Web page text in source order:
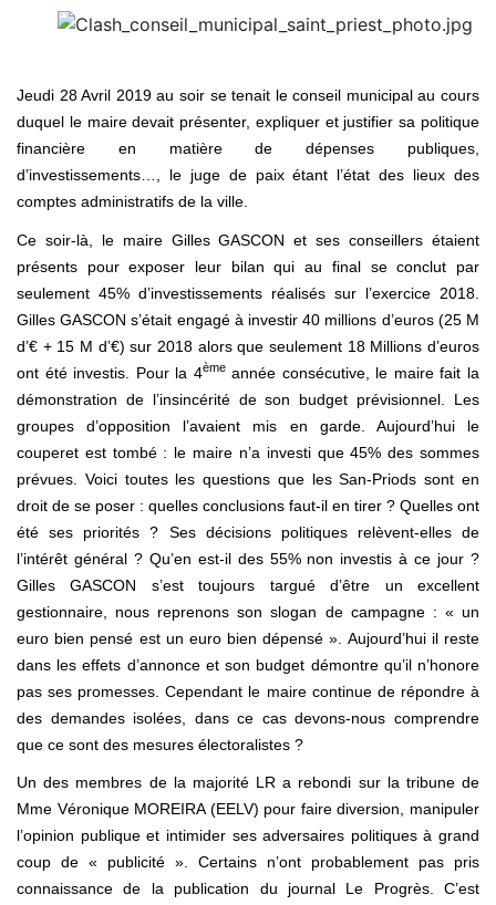
Jeudi 28 Avril 2019 au soir se tenait le conseil municipal au cours
duquel le maire devait présenter, expliquer et justifier sa politique
financière en matière de dépenses publiques,
d’investissements…, le juge de paix étant l’état des lieux des
comptes administratifs de la ville.
Ce soir-là, le maire Gilles GASCON et ses conseillers étaient
présents pour exposer leur bilan qui au final se conclut par
seulement 45% d’investissements réalisés sur l’exercice 2018.
Gilles GASCON s’était engagé à investir 40 millions d’euros (25 M
d’€ + 15 M d’€) sur 2018 alors que seulement 18 Millions d’euros
ont été investis. Pour la 4èmeannée consécutive, le maire fait la
démonstration de l’insincérité de son budget prévisionnel. Les
groupes d’opposition l’avaient mis en garde. Aujourd’hui le
couperet est tombé : le maire n’a investi que 45% des sommes
prévues. Voici toutes les questions que les San-Priods sont en
droit de se poser : quelles conclusions faut-il en tirer ? Quelles ont
été ses priorités ? Ses décisions politiques relèvent-elles de
l’intérêt général ? Qu’en est-il des 55% non investis à ce jour ?
Gilles GASCON s’est toujours targué d’être un excellent
gestionnaire, nous reprenons son slogan de campagne : « un
euro bien pensé est un euro bien dépensé ». Aujourd’hui il reste
dans les effets d’annonce et son budget démontre qu’il n’honore
pas ses promesses. Cependant le maire continue de répondre à
des demandes isolées, dans ce cas devons-nous comprendre
que ce sont des mesures électoralistes ?
Un des membres de la majorité LR a rebondi sur la tribune de
Mme Véronique MOREIRA (EELV) pour faire diversion, manipuler
l’opinion publique et intimider ses adversaires politiques à grand
coup de « publicité ». Certains n’ont probablement pas pris
connaissance de la publication du journal Le Progrès. C’est